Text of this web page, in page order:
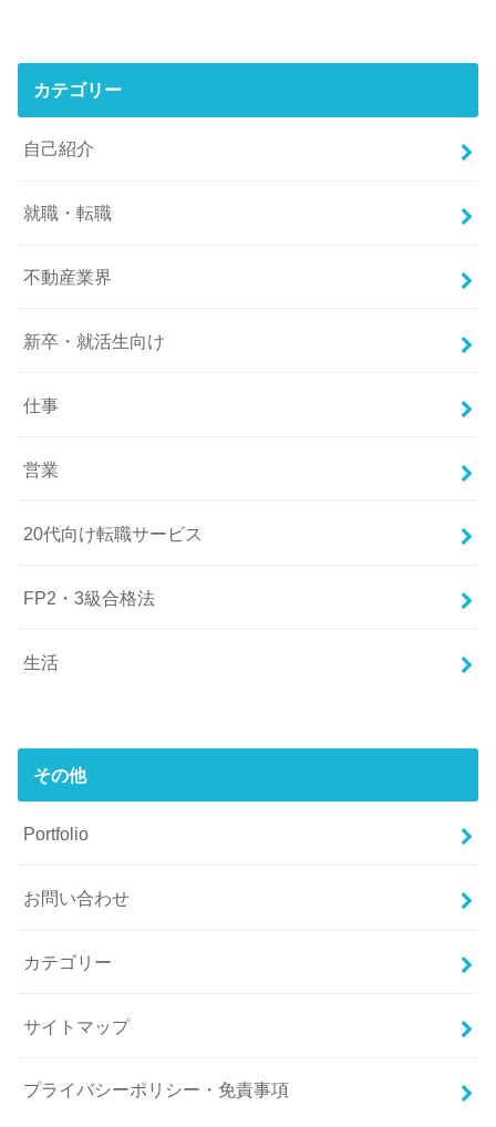
カテゴリー
自己紹介
就職・転職
不動産業界
新卒・就活生向け
仕事
営業
20代向け転職サービス
FP2・3級合格法
生活
その他
Portfolio
お問い合わせ
カテゴリー
サイトマップ
プライバシーポリシー・免責事項